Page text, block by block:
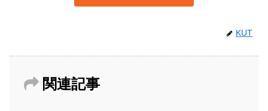
KUT
関連記事